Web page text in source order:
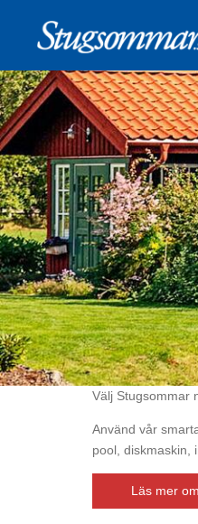
Välj Stugsommar
Använd vår
pool, diskmaskin,
Läs mer